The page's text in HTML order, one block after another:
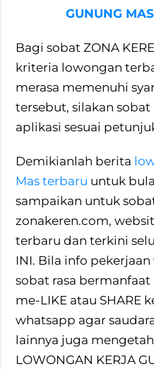
GUNUNG
Bagi sobat ZONA
kriteria lowongan
merasa memenuhi
tersebut, silakan
aplikasi sesuai
Demikianlah berita
Mas terbaru untuk
sampaikan untuk
zonakeren.com,
terbaru dan terkini
INI. Bila info
sobat rasa
me-LIKE atau SHARE
whatsapp agar
lainnya juga
LOWONGAN KERJA